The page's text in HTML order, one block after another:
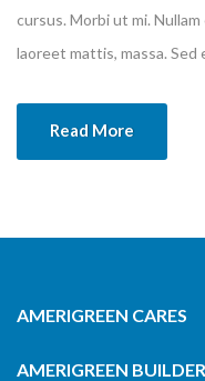
cursus. Morbi ut mi.
laoreet mattis, massa. Sed
Read More
AMERIGREEN CARES
AMERIGREEN